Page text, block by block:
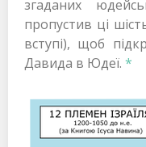
згаданих
пропустив ці
вступі), щоб
Давида в Юдеї. *